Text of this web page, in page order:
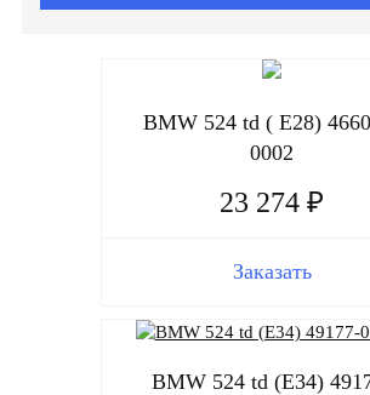
BMW 524 td ( E28)
0002
23 274 ₽
Заказать
BMW 524 td (E34)